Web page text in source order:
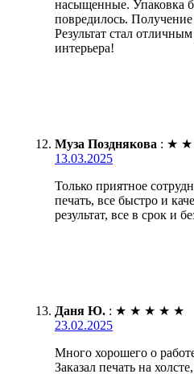
насыщенные. Упаковка
повредилось.
Результат стал
интерьера!
Муза Позднякова : ★ ★
13.03.2025
Только приятное
печать, все быстро и
результат, все в срок и
Даня Ю. : ★ ★ ★ ★ ★
23.02.2025
Много хорошего о
Заказал печать на